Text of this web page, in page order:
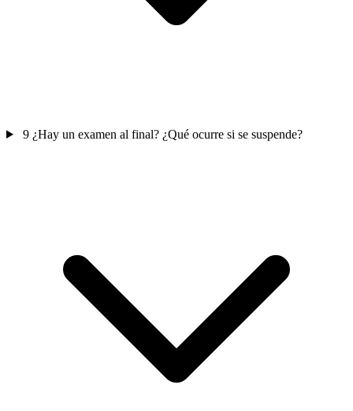
9 ¿Hay un examen al final? ¿Qué ocurre si se suspende?